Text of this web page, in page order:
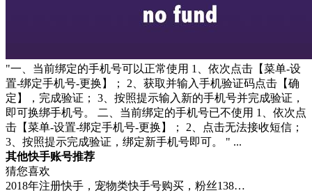
"一、当前绑定的手机号可以正常使用 1、依次点击【菜单-设
置-绑定手机号-更换】； 2、获取并输入手机验证码点击【确
定】，完成验证； 3、按照提示输入新的手机号并完成验证，
即可换绑手机号。 二、当前绑定的手机号已不使用 1、依次点
击【菜单-设置-绑定手机号-更换】； 2、点击无法接收短信；
3、按照提示完成验证，绑定新手机号即可。 " ...
其他快手账号推荐
猜您喜欢
2018年注册快手，宠物类快手号购买，粉丝138…